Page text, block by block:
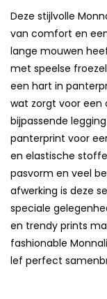
Deze stijlvolle
van comfort en
lange mouwen
met speelse
een hart in
wat zorgt voor een
bijpassende
panterprint voor
en elastische
pasvorm en veel
afwerking is deze
speciale
en trendy prints
fashionable
lef perfect